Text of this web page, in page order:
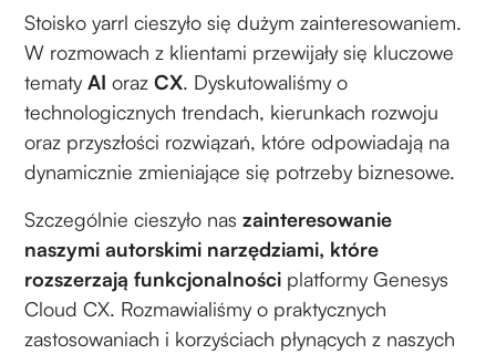
Stoisko yarrl cieszyło się dużym zainteresowaniem.
W rozmowach z klientami przewijały się kluczowe
tematyAI orazCX. Dyskutowaliśmy o
technologicznych trendach, kierunkach rozwoju
oraz przyszłości rozwiązań, które odpowiadają na
dynamicznie zmieniające się potrzeby biznesowe.
Szczególnie cieszyło nas zainteresowanie
naszymi autorskimi narzędziami, które
rozszerzają funkcjonalności platformy Genesys
Cloud CX. Rozmawialiśmy o praktycznych
zastosowaniach i korzyściach płynących z naszych